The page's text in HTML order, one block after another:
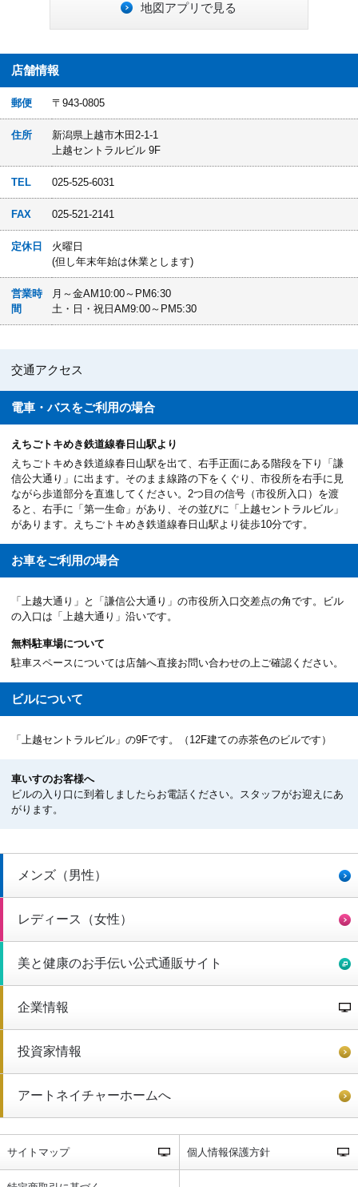
地図アプリで見る
店舗情報
郵便 〒943-0805
住所
新潟県上越市木田2-1-1
上越セントラルビル 9F
TEL 025-525-6031
FAX 025-521-2141
定休日
火曜日
(但し年末年始は休業とします)
営業時
間
月～金AM10:00～PM6:30
土・日・祝日AM9:00～PM5:30
交通アクセス
電車・バスをご利用の場合
えちごトキめき鉄道線春日山駅より
えちごトキめき鉄道線春日山駅を出て、右手正面にある階段を下り「謙
信公大通り」に出ます。そのまま線路の下をくぐり、市役所を右手に見
ながら歩道部分を直進してください。2つ目の信号（市役所入口）を渡
ると、右手に「第一生命」があり、その並びに「上越セントラルビル」
があります。えちごトキめき鉄道線春日山駅より徒歩10分です。
お車をご利用の場合
「上越大通り」と「謙信公大通り」の市役所入口交差点の角です。ビル
の入口は「上越大通り」沿いです。
無料駐車場について
駐車スペースについては店舗へ直接お問い合わせの上ご確認ください。
ビルについて
「上越セントラルビル」の9Fです。（12F建ての赤茶色のビルです）
車いすのお客様へ
ビルの入り口に到着しましたらお電話ください。スタッフがお迎えにあ
がります。
メンズ（男性）
レディース（女性）
美と健康のお手伝い公式通販サイト
企業情報
投資家情報
アートネイチャーホームへ
サイトマップ 個人情報保護方針